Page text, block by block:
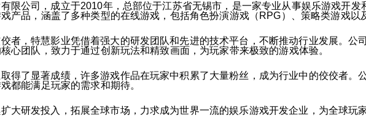
限公司，成立于2010年，总部位于江苏省无锡市，是一家专业从事娱乐游戏开
产品，涵盖了多种类型的在线游戏，包括角色扮演游戏（RPG）、策略类游戏以
者，特慧影业凭借着强大的研发团队和先进的技术平台，不断推动行业发展。公
心团队，致力于通过创新玩法和精致画面，为玩家带来极致的游戏体验。
得了显著成绩，许多游戏作品在玩家中积累了大量粉丝，成为行业中的佼佼者。
都能满足玩家的需求和期待。
大研发投入，拓展全球市场，力求成为世界一流的娱乐游戏开发企业，为全球玩